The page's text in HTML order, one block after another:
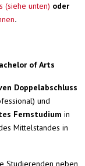
(siehe unten) oder
.
of Arts
Doppelabschluss
und
Fernstudium in
Mittelstandes in